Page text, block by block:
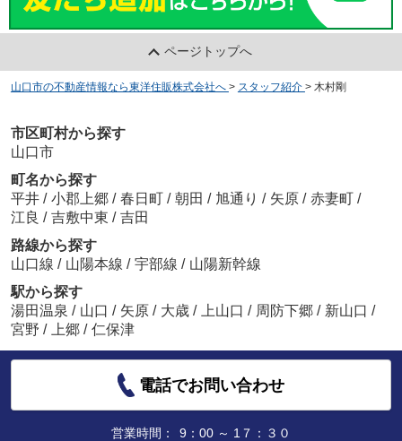
ページトップへ
山口市の不動産情報なら東洋住販株式会社へ > スタッフ紹介 > 木村剛
市区町村から探す
山口市
町名から探す
平井 / 小郡上郷 / 春日町 / 朝田 / 旭通り / 矢原 / 赤妻町 /
江良 / 吉敷中東 / 吉田
路線から探す
山口線 / 山陽本線 / 宇部線 / 山陽新幹線
駅から探す
湯田温泉 / 山口 / 矢原 / 大歳 / 上山口 / 周防下郷 / 新山口 /
宮野 / 上郷 / 仁保津
電話でお問い合わせ
営業時間：
9：00 ～ 1７：３０